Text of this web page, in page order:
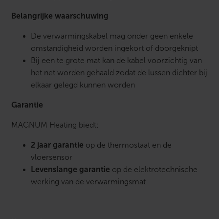
Belangrijke waarschuwing
De verwarmingskabel mag onder geen enkele
omstandigheid worden ingekort of doorgeknipt
Bij een te grote mat kan de kabel voorzichtig van
het net worden gehaald zodat de lussen dichter bij
elkaar gelegd kunnen worden
Garantie
MAGNUM Heating biedt:
2 jaar garantie op de thermostaat en de
vloersensor
Levenslange garantie op de elektrotechnische
werking van de verwarmingsmat